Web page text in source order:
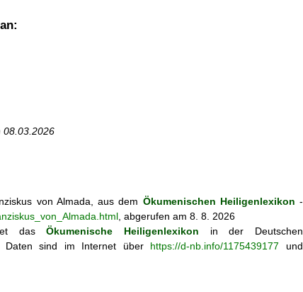
08.03.2026
von Almada, aus dem Ökumenischen Heiligenlexikon -
, abgerufen am 8. 8. 2026
dasÖkumenische Heiligenlexikon in der Deutschen
Daten sind im Internet über https://d-nb.info/1175439177 und